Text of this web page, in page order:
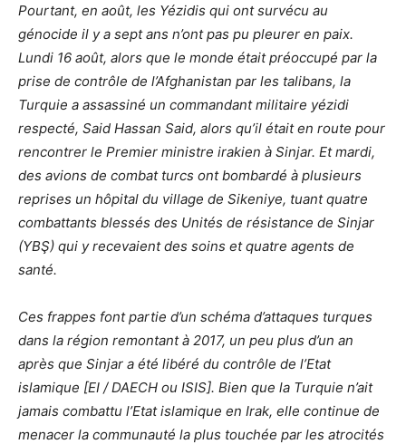
Pourtant, en août, les Yézidis qui ont survécu au
génocide il y a sept ans n’ont pas pu pleurer en paix.
Lundi 16 août, alors que le monde était préoccupé par la
prise de contrôle de l’Afghanistan par les talibans, la
Turquie a assassiné un commandant militaire yézidi
respecté, Said Hassan Said, alors qu’il était en route pour
rencontrer le Premier ministre irakien à Sinjar. Et mardi,
des avions de combat turcs ont bombardé à plusieurs
reprises un hôpital du village de Sikeniye, tuant quatre
combattants blessés des Unités de résistance de Sinjar
(YBŞ) qui y recevaient des soins et quatre agents de
santé.
Ces frappes font partie d’un schéma d’attaques turques
dans la région remontant à 2017, un peu plus d’un an
après que Sinjar a été libéré du contrôle de l’Etat
islamique [EI / DAECH ou ISIS]. Bien que la Turquie n’ait
jamais combattu l’Etat islamique en Irak, elle continue de
menacer la communauté la plus touchée par les atrocités